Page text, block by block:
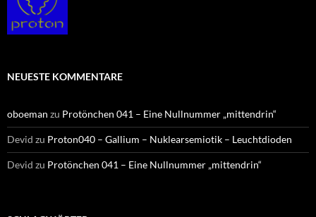
NEUESTE KOMMENTARE
oboeman zu Protönchen 041 – Eine Nullnummer „mittendrin“
Devid zu Proton040 – Gallium – Nuklearsemiotik – Leuchtdioden
Devid zu Protönchen 041 – Eine Nullnummer „mittendrin“